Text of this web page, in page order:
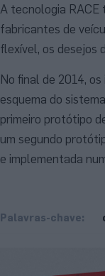
A tecnologia RACE
fabricantes de
flexível, os desejos
No final de 2014,
esquema do
primeiro protótipo
um segundo
e implementada
Palavras-chave: